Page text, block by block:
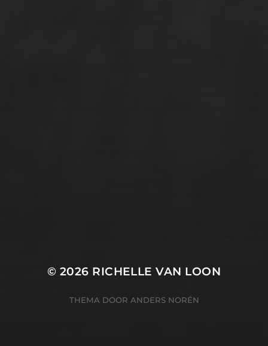
© 2026 RICHELLE VAN LOON
THEMA DOOR ANDERS NORÉN